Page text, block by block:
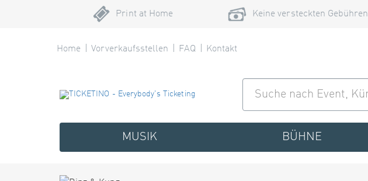
Print at Home Keine versteckten Gebühren
Home Vorverkaufsstellen FAQ Kontakt
MUSIK BÜHNE